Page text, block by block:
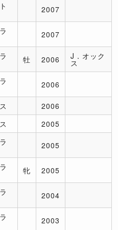
2007
2007
牡 2006 J．オック
ス
2006
2006
2005
2005
牝 2005
2004
2003